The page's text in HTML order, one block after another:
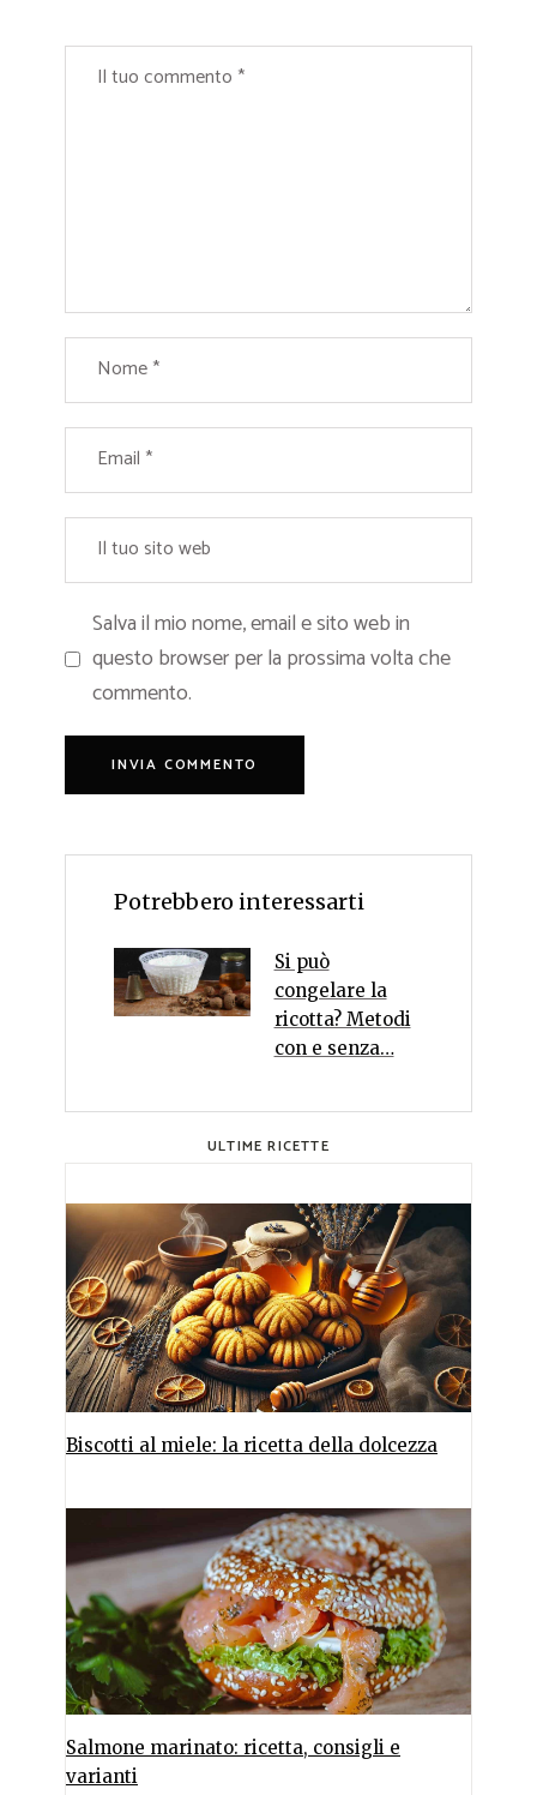
Salva il mio nome, email e sito web in
questo browser per la prossima volta che
commento.
Potrebbero interessarti
Si può
congelare la
ricotta? Metodi
con e senza…
ULTIME RICETTE
Biscotti al miele: la ricetta della dolcezza
Salmone marinato: ricetta, consigli e
varianti